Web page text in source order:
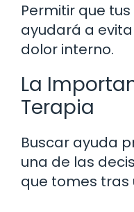
Permitir que
ayudará a
dolor interno.
La
Terapia
Buscar ayuda
una de las
que tomes tras